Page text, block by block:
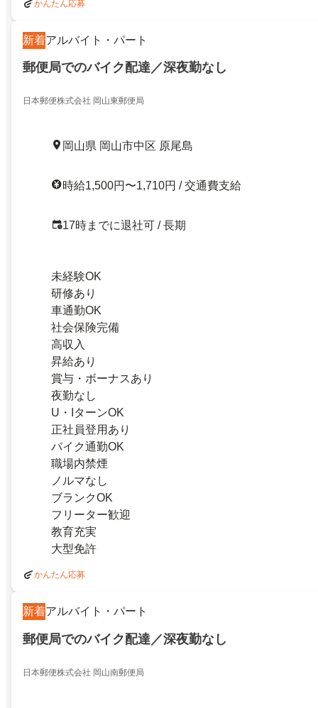
かんたん応募
新着アルバイト・パート
郵便局でのバイク配達／深夜勤なし
日本郵便株式会社 岡山東郵便局
岡山県 岡山市中区 原尾島
時給1,500円〜1,710円 / 交通費支給
17時までに退社可 / 長期
未経験OK
研修あり
車通勤OK
社会保険完備
高収入
昇給あり
賞与・ボーナスあり
夜勤なし
U・IターンOK
正社員登用あり
バイク通勤OK
職場内禁煙
ノルマなし
ブランクOK
フリーター歓迎
教育充実
大型免許
かんたん応募
新着アルバイト・パート
郵便局でのバイク配達／深夜勤なし
日本郵便株式会社 岡山南郵便局